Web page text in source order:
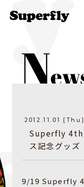
2012.11.01 [Thu]
Superfly 4th
ス記念グッズ
9/19 Superfly